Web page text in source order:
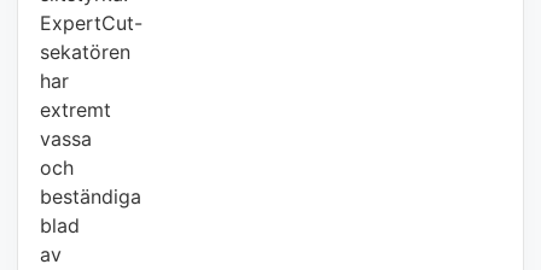
ExpertCut-
sekatören
har
extremt
vassa
och
beständiga
blad
av